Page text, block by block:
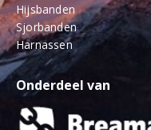
Hijsbanden
Sjorbanden
Harnassen
Onderdeel van